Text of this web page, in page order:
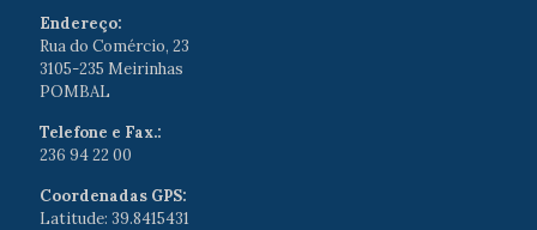
Endereço:
Rua do Comércio, 23
3105-235 Meirinhas
POMBAL
Telefone e Fax.:
236 94 22 00
Coordenadas GPS:
Latitude: 39.8415431